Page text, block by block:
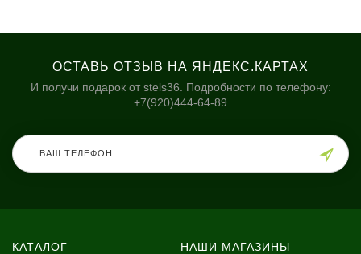
ОСТАВЬ ОТЗЫВ НА ЯНДЕКС.КАРТАХ
И получи подарок от stels36. Подробности по телефону:
+7(920)444-64-89
КАТАЛОГ НАШИ МАГАЗИНЫ